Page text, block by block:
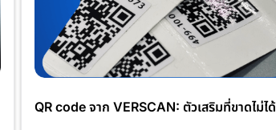
QR code จาก VERSCAN: ตัวเสริมที่ขาดไม่ได้